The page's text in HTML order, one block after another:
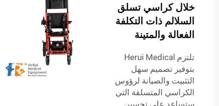
خلال كراسي تسلق
السلالم ذات التكلفة
الفعالة والمتينة
تلتزم Herui Medical
بتوفير تصميم سهل
التثبيت والصيانة لرؤوس
الكراسي المتسلقة التي
ستساعد على تحسين